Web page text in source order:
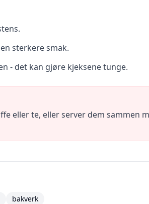
sterkere smak.
- det kan gjøre kjeksene tunge.
eller te, eller server dem sammen
bakverk